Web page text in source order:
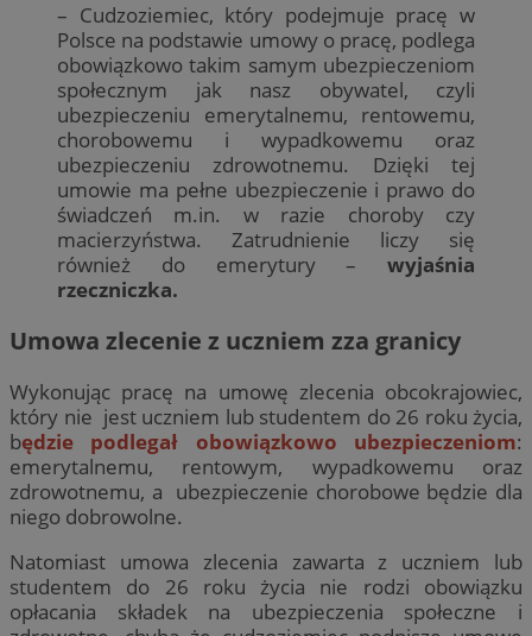
– Cudzoziemiec, który podejmuje pracę w
Polsce na podstawie umowy o pracę, podlega
obowiązkowo takim samym ubezpieczeniom
społecznym jak nasz obywatel, czyli
ubezpieczeniu emerytalnemu, rentowemu,
chorobowemu i wypadkowemu oraz
ubezpieczeniu zdrowotnemu. Dzięki tej
umowie ma pełne ubezpieczenie i prawo do
świadczeń m.in. w razie choroby czy
macierzyństwa. Zatrudnienie liczy się
również do emerytury – wyjaśnia
rzeczniczka.
Umowa zlecenie z uczniem zza granicy
Wykonując pracę na umowę zlecenia obcokrajowiec,
który nie jest uczniem lub studentem do 26 roku życia,
będzie podlegał obowiązkowo ubezpieczeniom:
emerytalnemu, rentowym, wypadkowemu oraz
zdrowotnemu, a ubezpieczenie chorobowe będzie dla
niego dobrowolne.
Natomiast umowa zlecenia zawarta z uczniem lub
studentem do 26 roku życia nie rodzi obowiązku
opłacania składek na ubezpieczenia społeczne i